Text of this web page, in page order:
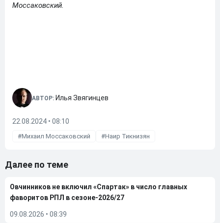
Моссаковский.
АВТОР: Илья Звягинцев
22.08.2024 • 08:10
Михаил Моссаковский Наир Тикнизян
Далее по теме
Овчинников не включил «Спартак» в число главных
фаворитов РПЛ в сезоне-2026/27
09.08.2026 • 08:39